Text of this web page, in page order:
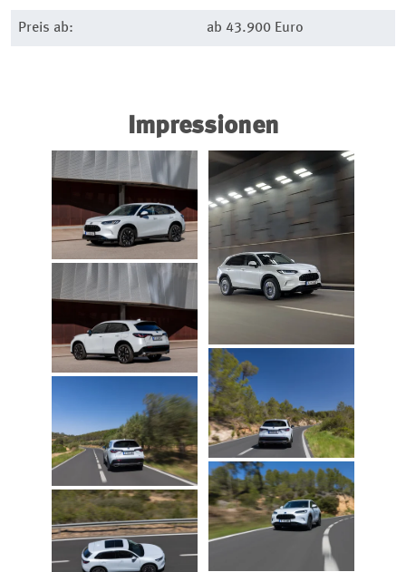
Preis ab: ab 43.900 Euro
Impressionen